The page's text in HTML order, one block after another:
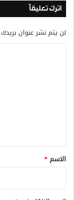
اترك تعليقاً
لن يتم نشر عنوان بريدك
*
الاسم *